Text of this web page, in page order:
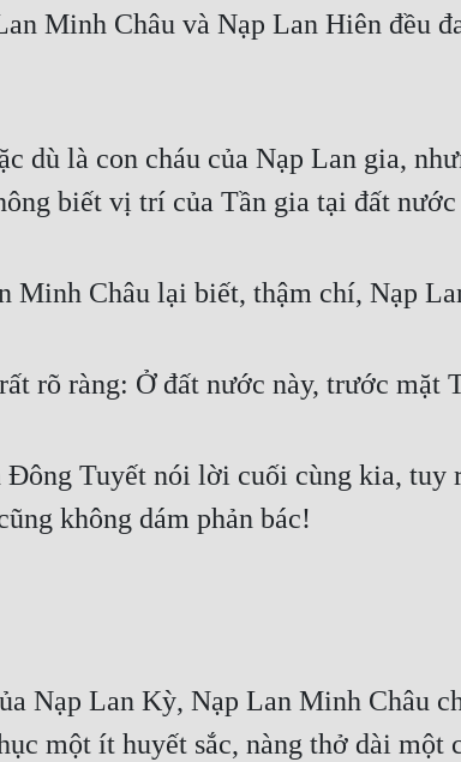
Minh Châu và Nạp Lan Hiên đều
dù là con cháu của Nạp Lan gia,
biết vị trí của Tần gia tại đất
Minh Châu lại biết, thậm chí, Nạp
rõ ràng: Ở đất nước này, trước mặt
Tuyết nói lời cuối cùng kia, tuy
không dám phản bác!
Nạp Lan Kỳ, Nạp Lan Minh Châu
một ít huyết sắc, nàng thở dài